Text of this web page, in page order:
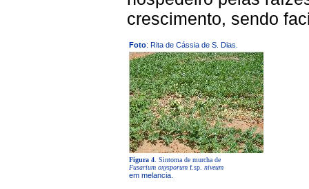
crescimento, sendo
Foto: Rita de Cássia de S. Dias.
Figura 4 . Sintoma de murcha de
Fusarium oxysporum f.sp. niveum
em melancia.